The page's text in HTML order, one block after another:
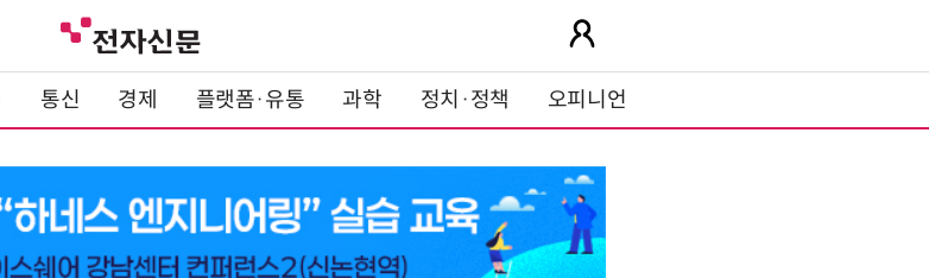
통신 경제 플랫폼·유통 과학 정치·정책 오피니언